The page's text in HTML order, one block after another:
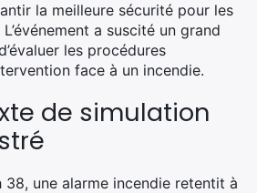
la meilleure sécurité pour les
a suscité un grand
les procédures
face à un incendie.
de simulation
38, une alarme incendie retentit à